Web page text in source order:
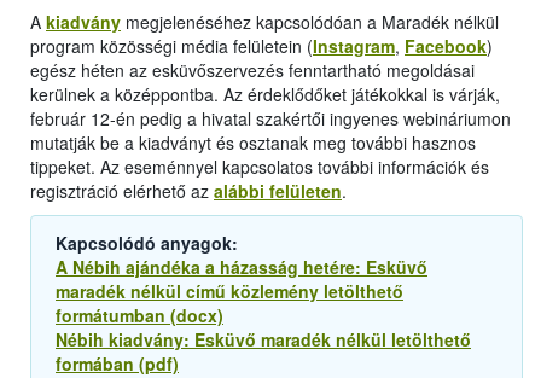
A kiadvány megjelenéséhez kapcsolódóan a Maradék nélkül
program közösségi média felületein (Instagram, Facebook)
egész héten az esküvőszervezés fenntartható megoldásai
kerülnek a középpontba. Az érdeklődőket játékokkal is várják,
február 12-én pedig a hivatal szakértői ingyenes webináriumon
mutatják be a kiadványt és osztanak meg további hasznos
tippeket. Az eseménnyel kapcsolatos további információk és
regisztráció elérhető az alábbi felületen.
Kapcsolódó anyagok:
A Nébih ajándéka a házasság hetére: Esküvő
maradék nélkül című közlemény letölthető
formátumban (docx)
Nébih kiadvány: Esküvő maradék nélkül letölthető
formában (pdf)